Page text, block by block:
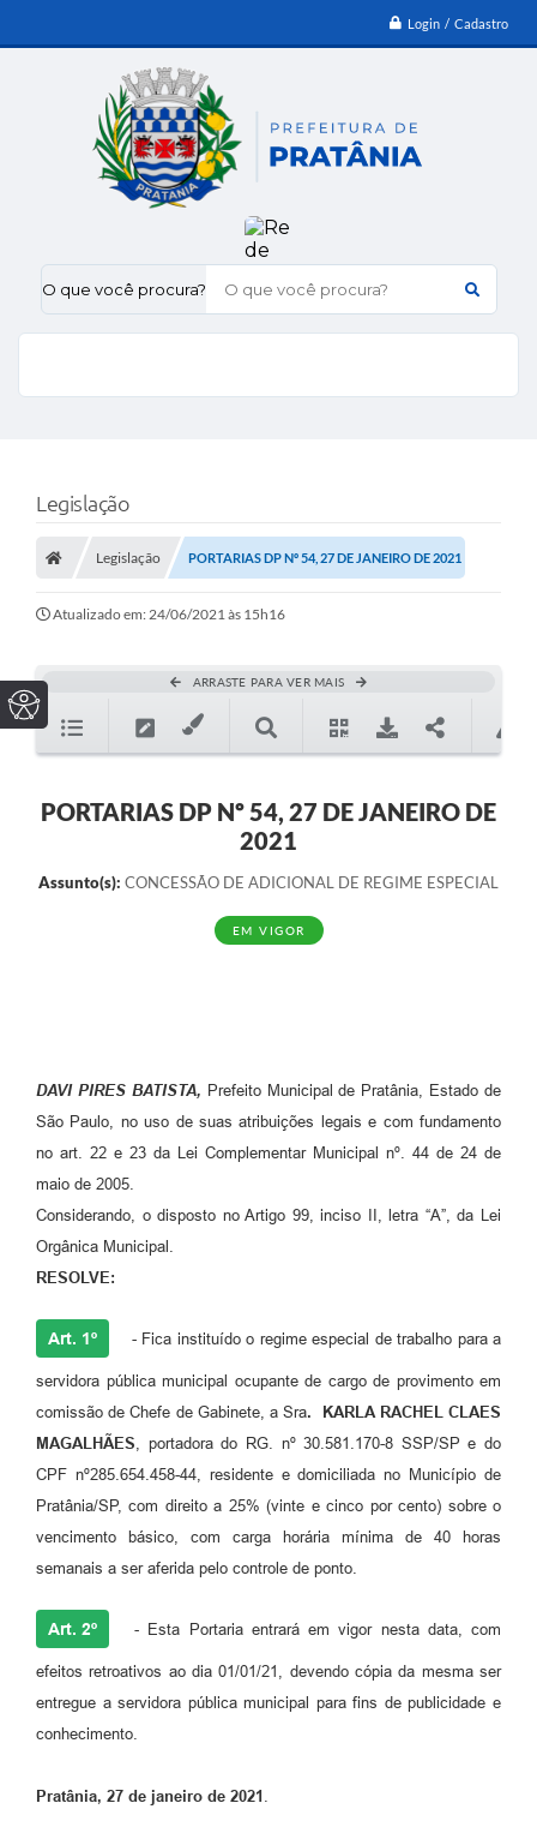
Login / Cadastro
O que você procura?
Legislação
Legislação PORTARIAS DP Nº 54, 27 DE JANEIRO DE 2021
Atualizado em: 24/06/2021 às 15h16
ARRASTE PARA VER MAIS
PORTARIAS DP Nº 54, 27 DE JANEIRO DE
2021
Assunto(s): CONCESSÃO DE ADICIONAL DE REGIME ESPECIAL
EM VIGOR
DAVI PIRES BATISTA, Prefeito Municipal de Pratânia, Estado de
São Paulo, no uso de suas atribuições legais e com fundamento
no art. 22 e 23 da Lei Complementar Municipal nº. 44 de 24 de
maio de 2005.
Considerando, o disposto no Artigo 99, inciso II, letra “A”, da Lei
Orgânica Municipal.
RESOLVE:
Art. 1º - Fica instituído o regime especial de trabalho para a
servidora pública municipal ocupante de cargo de provimento em
comissão de Chefe de Gabinete, a Sra.
KARLA RACHEL CLAES
MAGALHÃES, portadora do RG. nº 30.581.170-8 SSP/SP e do
CPF nº285.654.458-44, residente e domiciliada no Município de
Pratânia/SP, com direito a 25% (vinte e cinco por cento) sobre o
vencimento básico, com carga horária mínima de 40 horas
semanais a ser aferida pelo controle de ponto.
Art. 2º - Esta Portaria entrará em vigor nesta data, com
efeitos retroativos ao dia 01/01/21, devendo cópia da mesma ser
entregue a servidora pública municipal para fins de publicidade e
conhecimento.
Pratânia, 27 de janeiro de 2021 .